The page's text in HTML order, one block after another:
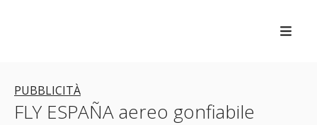
PUBBLICITÀ
FLY ESPAÑA aereo gonfiabile